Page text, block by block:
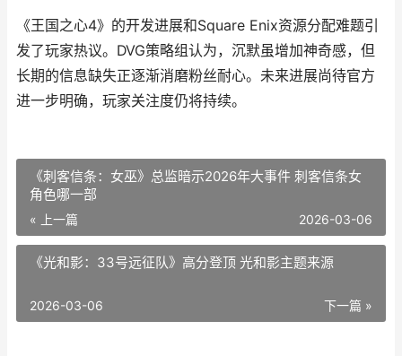
《王国之心4》的开发进展和Square Enix资源分配难题引
发了玩家热议。DVG策略组认为，沉默虽增加神奇感，但
长期的信息缺失正逐渐消磨粉丝耐心。未来进展尚待官方
进一步明确，玩家关注度仍将持续。
《刺客信条：女巫》总监暗示2026年大事件 刺客信条女
角色哪一部
« 上一篇 2026-03-06
《光和影：33号远征队》高分登顶 光和影主题来源
下一篇 »
2026-03-06